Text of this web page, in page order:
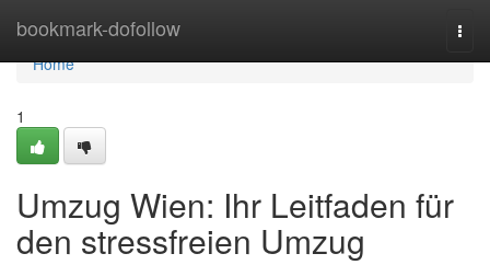
bookmark-dofollow
Home
Home
1
Umzug Wien: Ihr Leitfaden für
den stressfreien Umzug